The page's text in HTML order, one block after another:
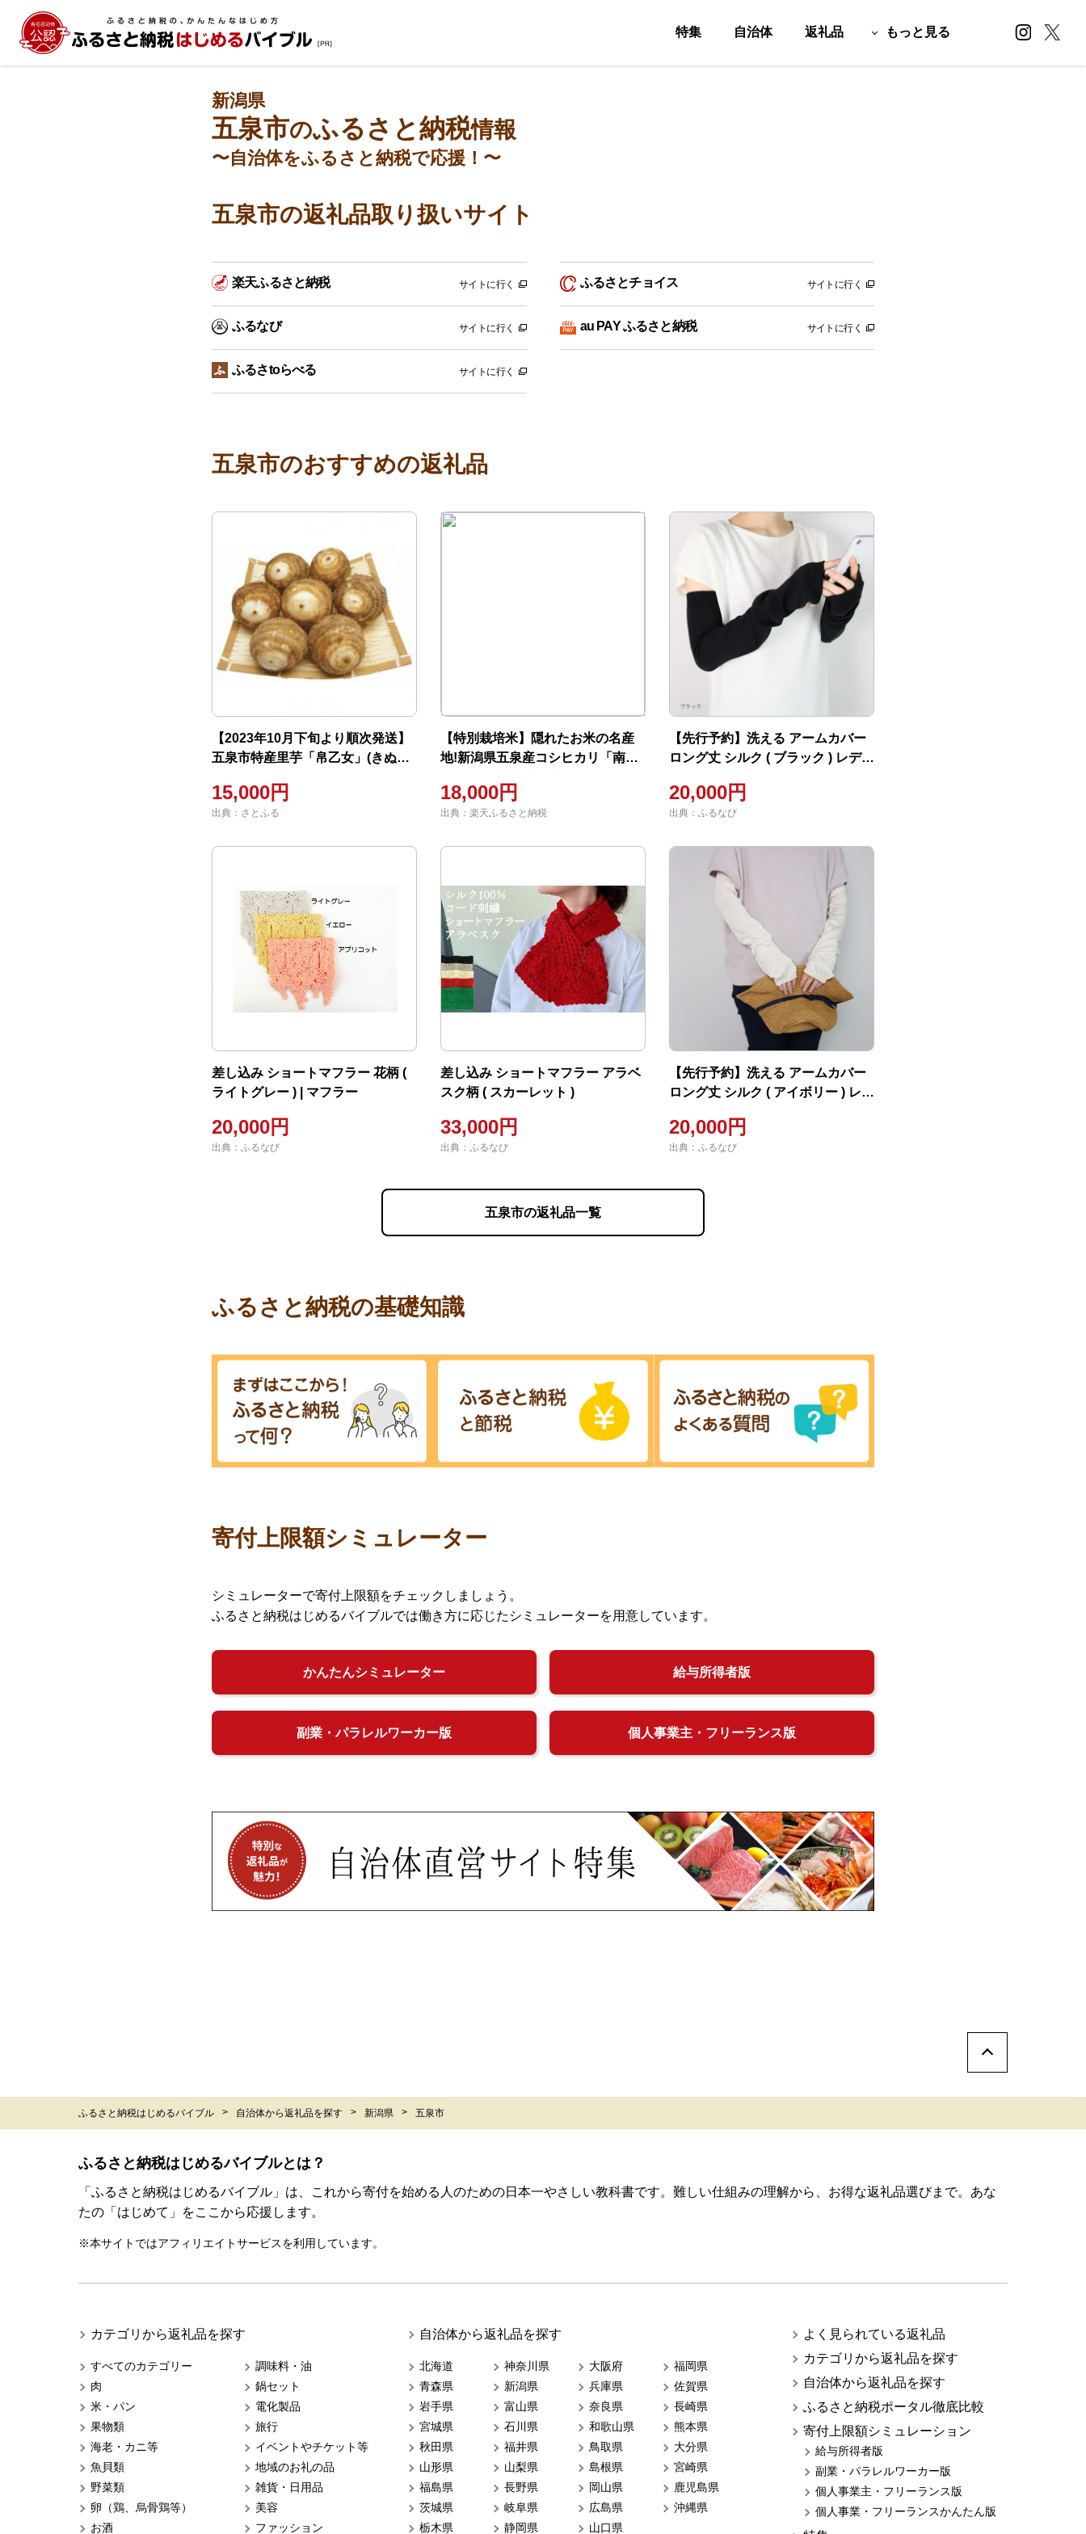
特集 自治体 返礼品 もっと見る
新潟県
五泉市のふるさと納税情報
〜自治体をふるさと納税で応援！〜
五泉市の返礼品取り扱いサイト
楽天ふるさと納税 サイトに行く ふるさとチョイス サイトに行く
ふるなび サイトに行く au PAY ふるさと納税 サイトに行く
ふるさtoらべる サイトに行く
五泉市のおすすめの返礼品
【2023年10月下旬より順次発送】
五泉市特産里芋「帛乙女」(きぬお
15,000円
出典：さとふる
【特別栽培米】隠れたお米の名産
地!新潟県五泉産コシヒカリ「南郷
【1447530】
18,000円
出典：楽天ふるさと納税
【先行予約】洗える アームカバー
ロング丈 シルク ( ブラック ) レディ
20,000円
出典：ふるなび
差し込み ショートマフラー 花柄 (
ライトグレー ) | マフラー
20,000円
出典：ふるなび
差し込み ショートマフラー アラベ
スク柄 ( スカーレット )
33,000円
出典：ふるなび
【先行予約】洗える アームカバー
ロング丈 シルク ( アイボリー ) レデ
20,000円
出典：ふるなび
五泉市の返礼品一覧
ふるさと納税の基礎知識
寄付上限額シミュレーター
シミュレーターで寄付上限額をチェックしましょう。
ふるさと納税はじめるバイブルでは働き方に応じたシミュレーターを用意しています。
かんたんシミュレーター 給与所得者版
副業・パラレルワーカー版 個人事業主・フリーランス版
ふるさと納税はじめるバイブル 自治体から返礼品を探す 新潟県 五泉市
ふるさと納税はじめるバイブルとは？
「ふるさと納税はじめるバイブル」は、これから寄付を始める人のための日本一やさしい教科書です。難しい仕組みの理解から、お得な返礼品選びまで。あな
たの「はじめて」をここから応援します。
※本サイトではアフィリエイトサービスを利用しています。
カテゴリから返礼品を探す
すべてのカテゴリー
肉
米・パン
果物類
海老・カニ等
魚貝類
野菜類
卵（鶏、烏骨鶏等）
お酒
調味料・油
鍋セット
電化製品
旅行
イベントやチケット等
地域のお礼の品
雑貨・日用品
美容
ファッション
自治体から返礼品を探す
北海道
青森県
岩手県
宮城県
秋田県
山形県
福島県
茨城県
栃木県
神奈川県
新潟県
富山県
石川県
福井県
山梨県
長野県
岐阜県
静岡県
大阪府
兵庫県
奈良県
和歌山県
鳥取県
島根県
岡山県
広島県
山口県
福岡県
佐賀県
長崎県
熊本県
大分県
宮崎県
鹿児島県
沖縄県
よく見られている返礼品
カテゴリから返礼品を探す
自治体から返礼品を探す
ふるさと納税ポータル徹底比較
寄付上限額シミュレーション
給与所得者版
副業・パラレルワーカー版
個人事業主・フリーランス版
個人事業・フリーランスかんたん版